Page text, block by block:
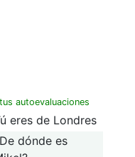
autoevaluaciones
eres de Londres
dónde es